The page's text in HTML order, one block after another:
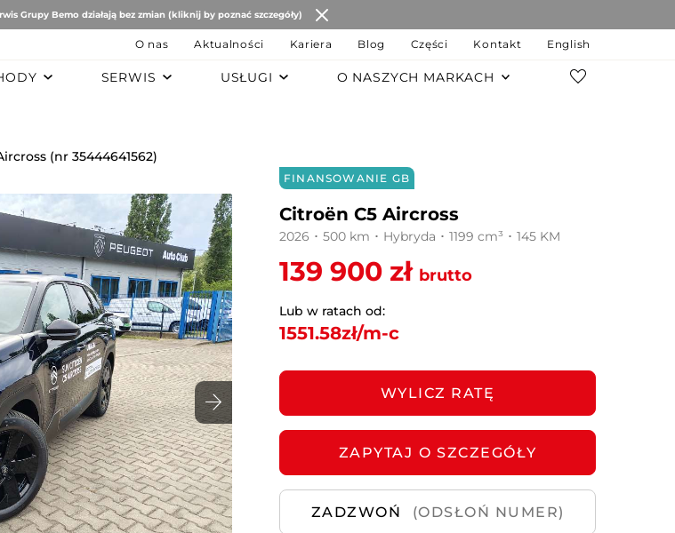
Grupy Bemo działają bez zmian (kliknij by poznać szczegóły)
O nas Aktualności Kariera Blog Części Kontakt English
SERWIS USŁUGI O NASZYCH MARKACH
Mercedes-Benz
Mazda JAC Motors
Chery
JAECOO
OMODA
LEVC
Samochody
Używane
(nr 35444641562)
FINANSOWANIE GB
Citroën C5 Aircross
2026 ･ 500 km ･ Hybryda ･ 1199 cm³ ･ 145 KM
139 900 zł brutto
Lub w ratach od:
1551.58zł/m-c
WYLICZ RATĘ
ZAPYTAJ O SZCZEGÓŁY
ZADZWOŃ (ODSŁOŃ NUMER)